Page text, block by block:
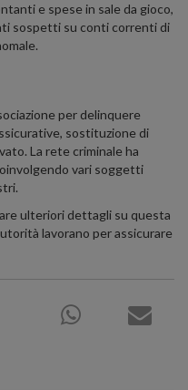
e spese in sale da gioco,
sospetti su conti correnti di
per delinquere
sostituzione di
La rete criminale ha
vari soggetti
ulteriori dettagli su questa
lavorano per assicurare